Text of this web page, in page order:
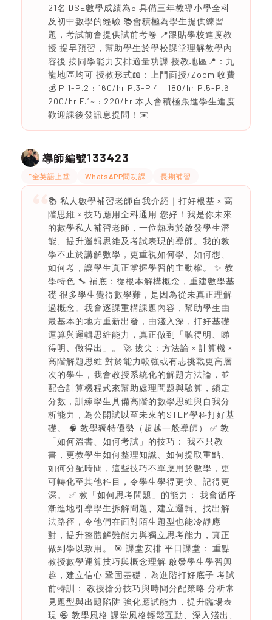
21名 DSE數學成績為5 具備三年教導小學全科
及初中數學的經驗 📚會積極為學生提供練習
題，考試前會提供試前考卷 📍跟貼學校進度教
授 提早預習，幫助學生於學校課堂理解教學內
容後 按同學能力安排適量功課 授教地區📍：九
龍地區均可 授教形式📖：上門面授/Zoom 收費
💰 P.1-P.2 : 160/hr P.3-P.4 : 180/hr P.5-P.6:
200/hr F.1~ : 220/hr 本人會積極跟進學生進度
歡迎課後發訊息提問！✉️
導師編號133423
*全英語上堂 WhatsAPP問功課 長期補習
📚 私人數學補習老師自我介紹｜打好根基 × 高
階思維 × 技巧應用全科通用 您好！我是你未來
的數學私人補習老師，一位熱衷於啟發學生潛
能、提升邏輯思維及考試表現的導師。我的教
學不止於講解數學，更重視如何學、如何想、
如何考，讓學生真正掌握學習的主動權。 ✨ 教
學特色 🔧 補底：從根本解構概念，重建數學基
礎 很多學生覺得數學難，是因為從未真正理解
過概念。我會逐課重構課題內容，幫助學生由
最基本的地方重新出發，由淺入深，打好基礎
運算與邏輯思維能力，真正做到「聽得明、睇
得明、做得出」。 🚀 拔尖：方法論 × 計算機 ×
高階解題思維 對於能力較強或有志挑戰更高層
次的學生，我會教授系統化的解題方法論，並
配合計算機程式來幫助處理問題與驗算，鎖定
分數，訓練學生具備高階的數學思維與自我分
析能力，為公開試以至未來的STEM學科打好基
礎。 🧠 教學獨特優勢（超越一般導師） ✅ 教
「如何溫書、如何考試」的技巧： 我不只教
書，更教學生如何整理知識、如何提取重點、
如何分配時間，這些技巧不單應用於數學，更
可轉化至其他科目，令學生學得更快、記得更
深。 ✅ 教「如何思考問題」的能力： 我會循序
漸進地引導學生拆解問題、建立邏輯、找出解
法路徑，令他們在面對陌生題型也能冷靜應
對，提升整體解難能力與獨立思考能力，真正
做到學以致用。 🎯 課堂安排 平日課堂： 重點
教授數學運算技巧與概念理解 啟發學生學習興
趣，建立信心 鞏固基礎，為進階打好底子 考試
前特訓： 教授搶分技巧與時間分配策略 分析常
見題型與出題陷阱 強化應試能力，提升臨場表
現 😄 教學風格 課堂風格輕鬆互動、深入淺出、